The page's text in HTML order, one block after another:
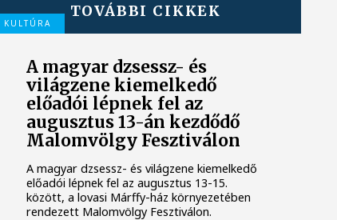
TOVÁBBI CIKKEK
KULTÚRA
A magyar dzsessz- és
világzene kiemelkedő
előadói lépnek fel az
augusztus 13-án kezdődő
Malomvölgy Fesztiválon
A magyar dzsessz- és világzene kiemelkedő
előadói lépnek fel az augusztus 13-15.
között, a lovasi Márffy-ház környezetében
rendezett Malomvölgy Fesztiválon.